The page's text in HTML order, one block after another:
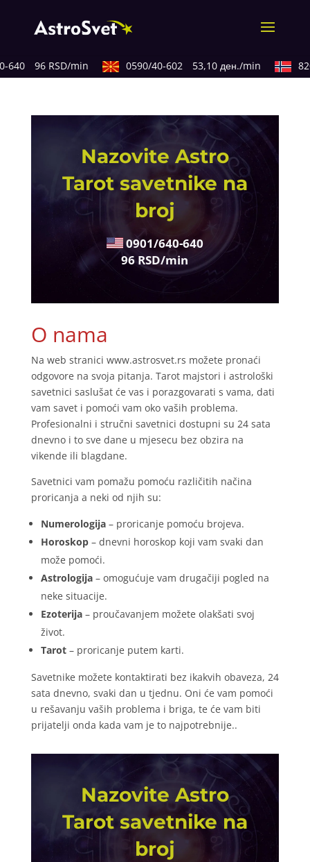
96 RSD/min 0590/40-602 53,10 ден./min
Nazovite Astro
Tarot savetnike na
broj
0901/640-640
96 RSD/min
O nama
Na web stranici www.astrosvet.rs možete pronaći
odgovore na svoja pitanja. Tarot majstori i astrološki
savetnici saslušat će vas i porazgovarati s vama, dati
vam savet i pomoći vam oko vaših problema.
Profesionalni i stručni savetnici dostupni su 24 sata
dnevno i to sve dane u mjesecu bez obzira na
vikende ili blagdane.
Savetnici vam pomažu pomoću različitih načina
proricanja a neki od njih su:
Numerologija– proricanje pomoću brojeva.
Horoskop– dnevni horoskop koji vam svaki dan
može pomoći.
Astrologija– omogućuje vam drugačiji pogled na
neke situacije.
Ezoterija– proučavanjem možete olakšati svoj
život.
Tarot– proricanje putem karti.
Savetnike možete kontaktirati bez ikakvih obaveza, 24
sata dnevno, svaki dan u tjednu. Oni će vam pomoći
u rešavanju vaših problema i briga, te će vam biti
prijatelji onda kada vam je to najpotrebnije..
Nazovite Astro
Tarot savetnike na
broj